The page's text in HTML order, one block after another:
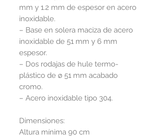
mm y 1.2 mm de espesor en acero
inoxidable.
– Base en solera maciza de acero
inoxidable de 51 mm y 6 mm
espesor.
– Dos rodajas de hule termo-
plástico de ø 51 mm acabado
cromo.
– Acero inoxidable tipo 304.
Dimensiones:
Altura mínima 90 cm